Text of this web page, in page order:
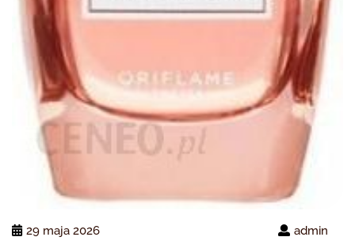
29 maja 2026 admin